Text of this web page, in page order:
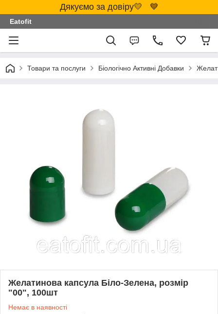
Дякуємо за довіру💛 💙
Eatofit
Товари та послуги Біологічно Активні Добавки
Желатинова капсула Біло-Зелена, розмір
"00", 100шт
Немає в наявності